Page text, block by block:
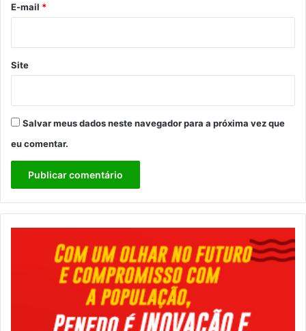
*
E-mail *
Site
Salvar meus dados neste navegador para a próxima vez que
eu comentar.